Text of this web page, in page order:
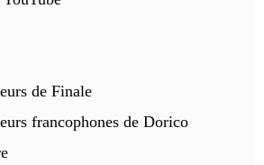
de Finale
francophones de Dorico